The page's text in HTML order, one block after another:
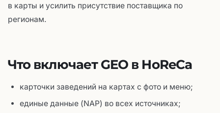
в карты и усилить присутствие поставщика по
регионам.
Что включает GEO в HoReCa
карточки заведений на картах с фото и меню;
единые данные (NAP) во всех источниках;